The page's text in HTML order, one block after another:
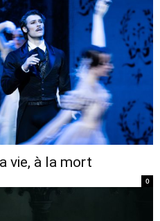
vie, à la mort
0